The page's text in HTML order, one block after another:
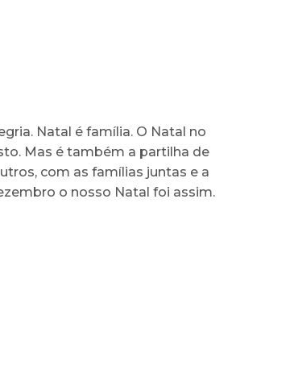
Natal é família. O Natal no
Mas é também a partilha de
com as famílias juntas e a
o nosso Natal foi assim.